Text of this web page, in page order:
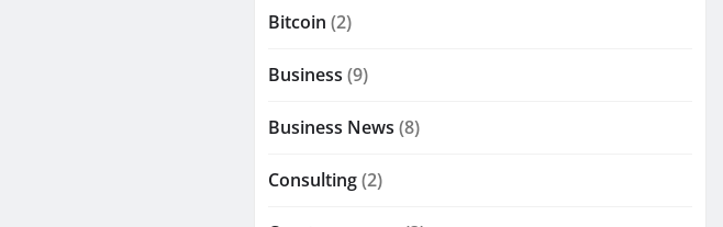
Bitcoin (2)
Business (9)
Business News (8)
Consulting(2)